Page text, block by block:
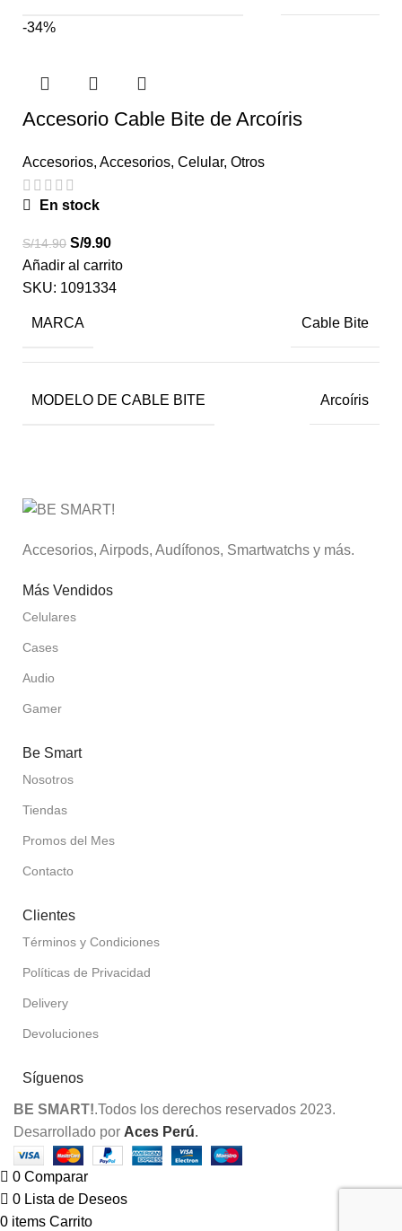
-34%
Accesorio Cable Bite de Arcoíris
Accesorios, Accesorios, Celular, Otros
En stock
S/14.90 S/9.90
Añadir al carrito
SKU: 1091334
MARCA Cable Bite
MODELO DE CABLE BITE Arcoíris
Accesorios, Airpods, Audífonos, Smartwatchs y más.
Más Vendidos
Celulares
Cases
Audio
Gamer
Be Smart
Nosotros
Tiendas
Promos del Mes
Contacto
Clientes
Términos y Condiciones
Políticas de Privacidad
Delivery
Devoluciones
Síguenos
BE SMART!.Todos los derechos reservados 2023.
Desarrollado por Aces Perú.
0 Comparar
0 Lista de Deseos
0 items Carrito